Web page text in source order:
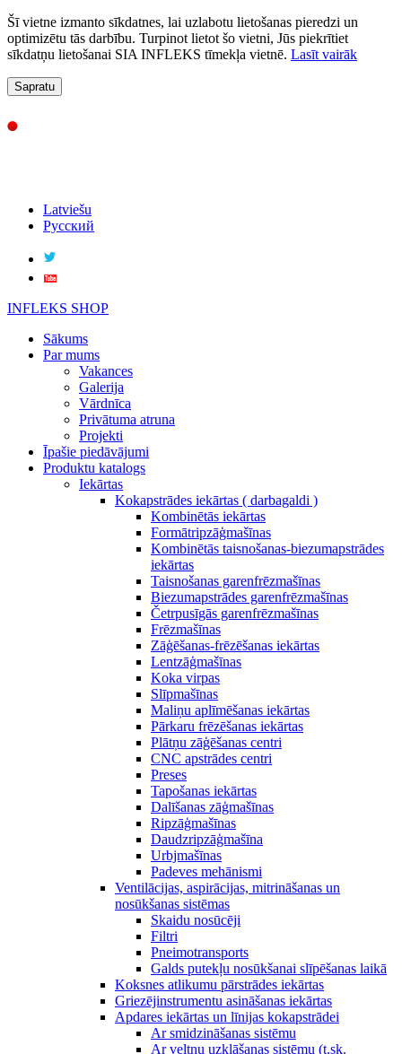
Šī vietne izmanto sīkdatnes, lai uzlabotu lietošanas pieredzi un
optimizētu tās darbību. Turpinot lietot šo vietni, Jūs piekrītiet
sīkdatņu lietošanai SIA INFLEKS tīmekļa vietnē. Lasīt vairāk
Sapratu
Latviešu
Русский
INFLEKS SHOP
Sākums
Par mums
Vakances
Galerija
Vārdnīca
Privātuma atruna
Projekti
Īpašie piedāvājumi
Produktu katalogs
Iekārtas
Kokapstrādes iekārtas ( darbagaldi )
Kombinētās iekārtas
Formātripzāģmašīnas
Kombinētās taisnošanas-biezumapstrādes
iekārtas
Taisnošanas garenfrēzmašīnas
Biezumapstrādes garenfrēzmašīnas
Četrpusīgās garenfrēzmašīnas
Frēzmašīnas
Zāģēšanas-frēzēšanas iekārtas
Lentzāģmašīnas
Koka virpas
Slīpmašīnas
Maliņu aplīmēšanas iekārtas
Pārkaru frēzēšanas iekārtas
Plātņu zāģēšanas centri
CNC apstrādes centri
Preses
Tapošanas iekārtas
Dalīšanas zāģmašīnas
Ripzāģmašīnas
Daudzripzāģmašīna
Urbjmašīnas
Padeves mehānismi
Ventilācijas, aspirācijas, mitrināšanas un
nosūkšanas sistēmas
Skaidu nosūcēji
Filtri
Pneimotransports
Galds putekļu nosūkšanai slīpēšanas laikā
Koksnes atlikumu pārstrādes iekārtas
Griezējinstrumentu asināšanas iekārtas
Apdares iekārtas un līnijas kokapstrādei
Ar smidzināšanas sistēmu
Ar veltņu uzklāšanas sistēmu (t.sk.